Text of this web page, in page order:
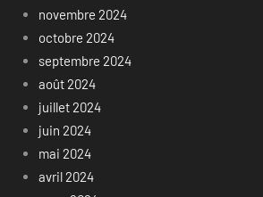
novembre 2024
octobre 2024
septembre 2024
août 2024
juillet 2024
juin 2024
mai 2024
avril 2024